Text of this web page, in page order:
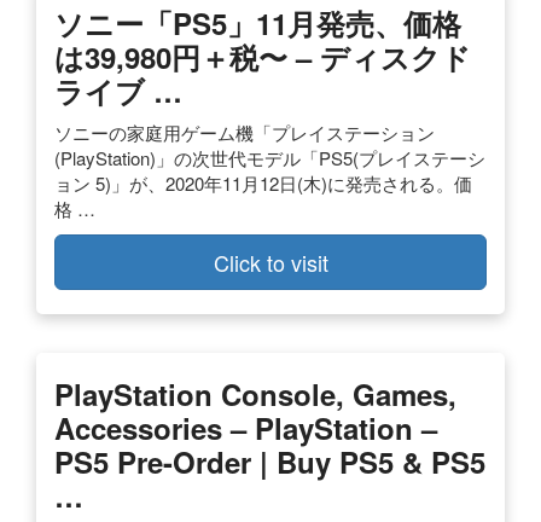
ソニー「PS5」11月発売、価格
は39,980円＋税〜 – ディスクド
ライブ …
ソニーの家庭用ゲーム機「プレイステーション
(PlayStation)」の次世代モデル「PS5(プレイステーシ
ョン 5)」が、2020年11月12日(木)に発売される。価
格 …
Click to visit
PlayStation Console, Games,
Accessories – PlayStation –
PS5 Pre-Order | Buy PS5 & PS5
…